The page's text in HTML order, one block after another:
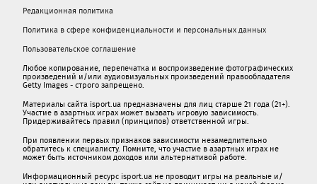
Редакционная политика
Политика в сфере конфиденциальности и персональных данных
Пользовательское соглашение
Любое копирование, перепечатка и воспроизведение фотографических
произведений и/или аудиовизуальных произведений правообладателя
Getty Images - строго запрещено.
Материалы сайта isport.ua предназначены для лиц старше 21 года (21+).
Участие в азартных играх может вызвать игровую зависимость.
Придерживайтесь правил (принципов) ответственной игры.
При появлении первых признаков зависимости незамедлительно
обратитесь к специалисту. Помните, что участие в азартных играх не
может быть источником доходов или альтернативой работе.
Информационный ресурс isport.ua не проводит игры на реальные и/